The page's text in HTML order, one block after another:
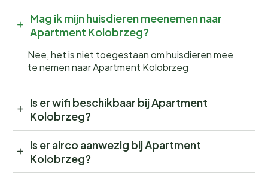
Mag ik mijn huisdieren meenemen naar
Apartment Kolobrzeg?
Nee, het is niet toegestaan om huisdieren mee
te nemen naar Apartment Kolobrzeg
Is er wifi beschikbaar bij Apartment
Kolobrzeg?
Is er airco aanwezig bij Apartment
Kolobrzeg?